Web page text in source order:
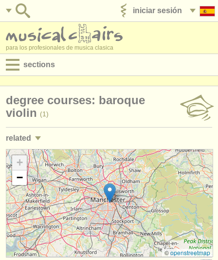
iniciar sesión
para los profesionales de musica clasica
sections
empleos - interpretación
empleos - administración
degree courses
cursillos
concursos
instrumentos en venta
instrumentos robados
degree courses: baroque
violin (1)
related
empleos - interpretación: violín (91)
empleos - enseñanza: violín (7)
cursos/masterclass violín (21)
cursillos: baroque violin (2)
degree courses: violín (10)
+
−
©openstreetmap